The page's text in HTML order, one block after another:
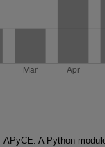
APyCE: A Python